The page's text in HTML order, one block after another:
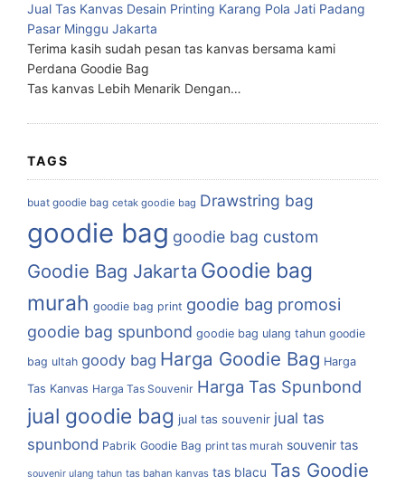
Jual Tas Kanvas Desain Printing Karang Pola Jati Padang
Pasar Minggu Jakarta
Terima kasih sudah pesan tas kanvas bersama kami
Perdana Goodie Bag
Tas kanvas Lebih Menarik Dengan…
TAGS
buat goodie bag cetak goodie bag Drawstring bag
goodie bag goodie bag custom
Goodie Bag Jakarta Goodie bag
murah goodie bag print goodie bag promosi
goodie bag spunbond goodie bag ulang tahun goodie
bag ultah goody bag Harga Goodie Bag Harga
Tas Kanvas Harga Tas Souvenir Harga Tas Spunbond
jual goodie bag jual tas souvenir jual tas
spunbond Pabrik Goodie Bag print tas murah souvenir tas
souvenir ulang tahun tas bahan kanvas tas blacu Tas Goodie